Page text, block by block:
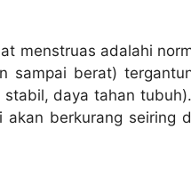
menstruas adalahi
sampai berat)
daya tahan
berkurang seiring